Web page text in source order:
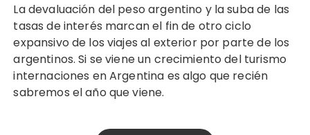
La devaluación del peso argentino y la suba de las
tasas de interés marcan el fin de otro ciclo
expansivo de los viajes al exterior por parte de los
argentinos. Si se viene un crecimiento del turismo
internaciones en Argentina es algo que recién
sabremos el año que viene.